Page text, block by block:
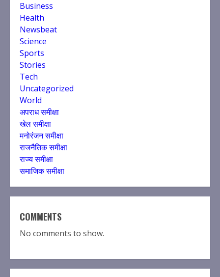
Business
Health
Newsbeat
Science
Sports
Stories
Tech
Uncategorized
World
अपराध समीक्षा
खेल समीक्षा
मनोरंजन समीक्षा
राजनैतिक समीक्षा
राज्य समीक्षा
समाजिक समीक्षा
COMMENTS
No comments to show.